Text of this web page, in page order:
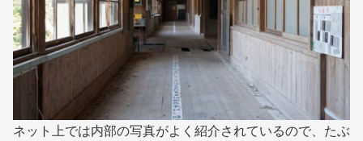
ネット上では内部の写真がよく紹介されているので、たぶ